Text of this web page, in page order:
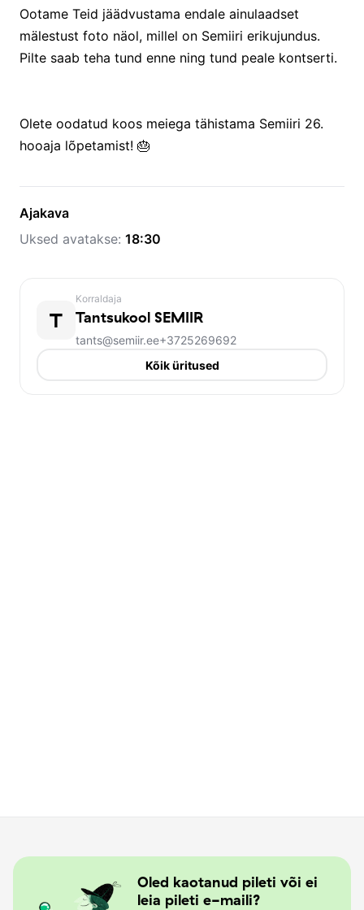
Ootame Teid jäädvustama endale ainulaadset
mälestust foto näol, millel on Semiiri erikujundus.
Pilte saab teha tund enne ning tund peale kontserti.
Olete oodatud koos meiega tähistama Semiiri 26.
hooaja lõpetamist! 🎂
Ajakava
Uksed avatakse: 18:30
T
Korraldaja
Tantsukool SEMIIR
tants@semiir.ee+3725269692
Kõik üritused
Oled kaotanud pileti või ei
leia pileti e-maili?